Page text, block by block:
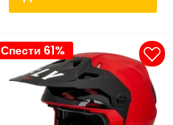
Спести 61%